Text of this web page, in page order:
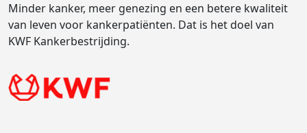
Minder kanker, meer genezing en een betere kwaliteit
van leven voor kankerpatiënten. Dat is het doel van
KWF Kankerbestrijding.